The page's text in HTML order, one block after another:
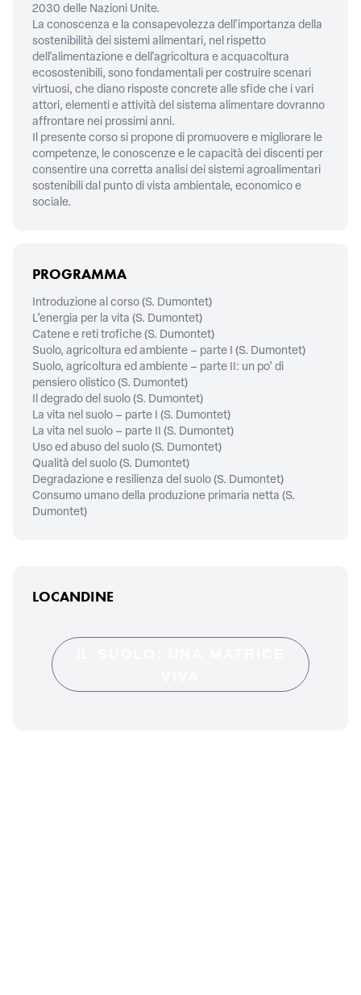
2030 delle Nazioni Unite.
La conoscenza e la consapevolezza dell'importanza della
sostenibilità dei sistemi alimentari, nel rispetto
dell'alimentazione e dell'agricoltura e acquacoltura
ecosostenibili, sono fondamentali per costruire scenari
virtuosi, che diano risposte concrete alle sfide che i vari
attori, elementi e attività del sistema alimentare dovranno
affrontare nei prossimi anni.
Il presente corso si propone di promuovere e migliorare le
competenze, le conoscenze e le capacità dei discenti per
consentire una corretta analisi dei sistemi agroalimentari
sostenibili dal punto di vista ambientale, economico e
sociale.
PROGRAMMA
Introduzione al corso (S. Dumontet)
L’energia per la vita (S. Dumontet)
Catene e reti trofiche (S. Dumontet)
Suolo, agricoltura ed ambiente – parte I (S. Dumontet)
Suolo, agricoltura ed ambiente – parte II: un po’ di
pensiero olistico (S. Dumontet)
Il degrado del suolo (S. Dumontet)
La vita nel suolo – parte I (S. Dumontet)
La vita nel suolo – parte II (S. Dumontet)
Uso ed abuso del suolo (S. Dumontet)
Qualità del suolo (S. Dumontet)
Degradazione e resilienza del suolo (S. Dumontet)
Consumo umano della produzione primaria netta (S.
Dumontet)
LOCANDINE